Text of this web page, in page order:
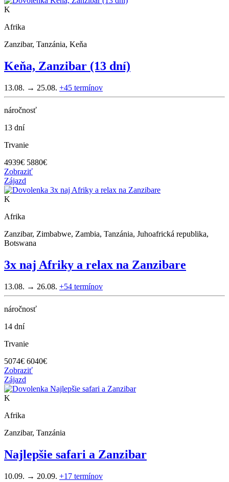
K
Afrika
Zanzibar, Tanzánia, Keňa
Keňa, Zanzibar (13 dní)
13.08. → 25.08. +45 termínov
náročnosť
13 dní
Trvanie
4939€ 5880€
Zobraziť
Zájazd
K
Afrika
Zanzibar, Zimbabwe, Zambia, Tanzánia, Juhoafrická republika,
Botswana
3x naj Afriky a relax na Zanzibare
13.08. → 26.08. +54 termínov
náročnosť
14 dní
Trvanie
5074€ 6040€
Zobraziť
Zájazd
K
Afrika
Zanzibar, Tanzánia
Najlepšie safari a Zanzibar
10.09. → 20.09. +17 termínov